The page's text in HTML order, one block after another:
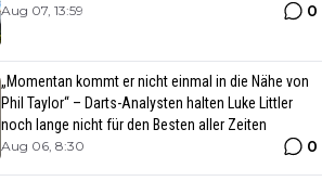
Aug 07, 13:59 0
„Momentan kommt er nicht einmal in die Nähe von
Phil Taylor“ – Darts-Analysten halten Luke Littler
noch lange nicht für den Besten aller Zeiten
Aug 06, 8:30 0